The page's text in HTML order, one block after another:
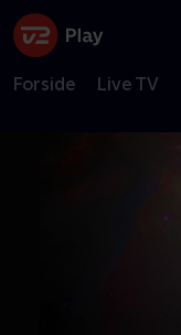
Forside Live TV